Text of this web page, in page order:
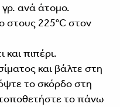
ανά άτομο.
στους 225°C στον
και πιπέρι.
και βάλτε στη
το σκόρδο στη
το πάνω